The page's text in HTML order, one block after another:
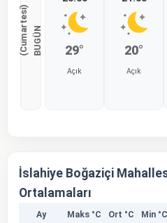
B
U
G
Ü
N
(
C
u
m
a
r
t
e
s
i
) 29°
Açık
20°
Açık
İslahiye Boğaziçi
Ortalamaları
Ay Maks °C Ort °C Min °C